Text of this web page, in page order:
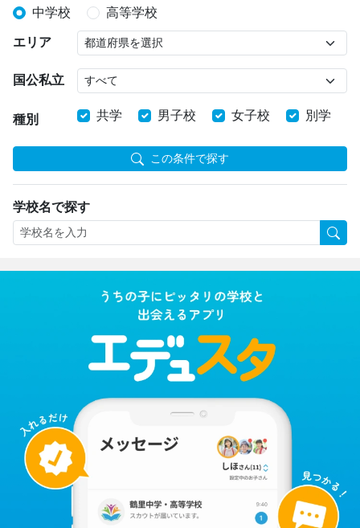
中学校 高等学校
エリア
国公私立
種別 共学 男子校 女子校 別学
この条件で探す
学校名で探す